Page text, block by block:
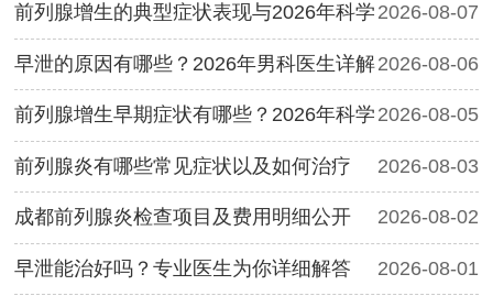
前列腺增生的典型症状表现与2026年科学 2026-08-07
早泄的原因有哪些？2026年男科医生详解2026-08-06
前列腺增生早期症状有哪些？2026年科学 2026-08-05
前列腺炎有哪些常见症状以及如何治疗 2026-08-03
成都前列腺炎检查项目及费用明细公开 2026-08-02
早泄能治好吗？专业医生为你详细解答 2026-08-01